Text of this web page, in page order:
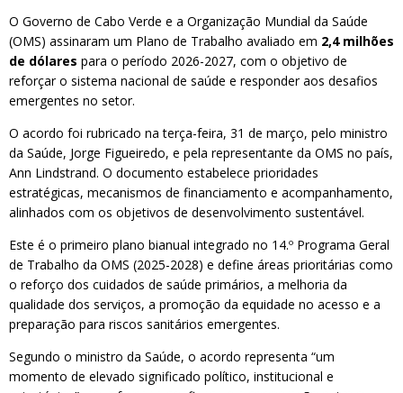
O Governo de Cabo Verde e a Organização Mundial da Saúde
(OMS) assinaram um Plano de Trabalho avaliado em 2,4 milhões
de dólares para o período 2026-2027, com o objetivo de
reforçar o sistema nacional de saúde e responder aos desafios
emergentes no setor.
O acordo foi rubricado na terça-feira, 31 de março, pelo ministro
da Saúde, Jorge Figueiredo, e pela representante da OMS no país,
Ann Lindstrand. O documento estabelece prioridades
estratégicas, mecanismos de financiamento e acompanhamento,
alinhados com os objetivos de desenvolvimento sustentável.
Este é o primeiro plano bianual integrado no 14.º Programa Geral
de Trabalho da OMS (2025-2028) e define áreas prioritárias como
o reforço dos cuidados de saúde primários, a melhoria da
qualidade dos serviços, a promoção da equidade no acesso e a
preparação para riscos sanitários emergentes.
Segundo o ministro da Saúde, o acordo representa “um
momento de elevado significado político, institucional e